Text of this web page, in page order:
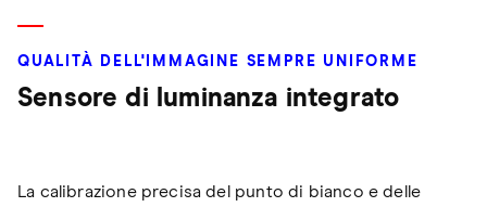
QUALITÀ DELL'IMMAGINE SEMPRE UNIFORME
Sensore di luminanza integrato
La calibrazione precisa del punto di bianco e delle